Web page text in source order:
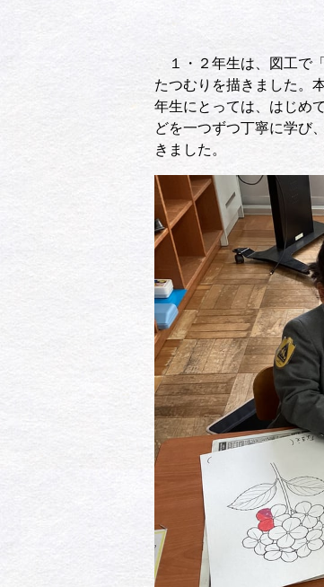
１・２年生は、図工で
たつむりを描きました。
年生にとっては、はじめ
どを一つずつ丁寧に学び
きました。